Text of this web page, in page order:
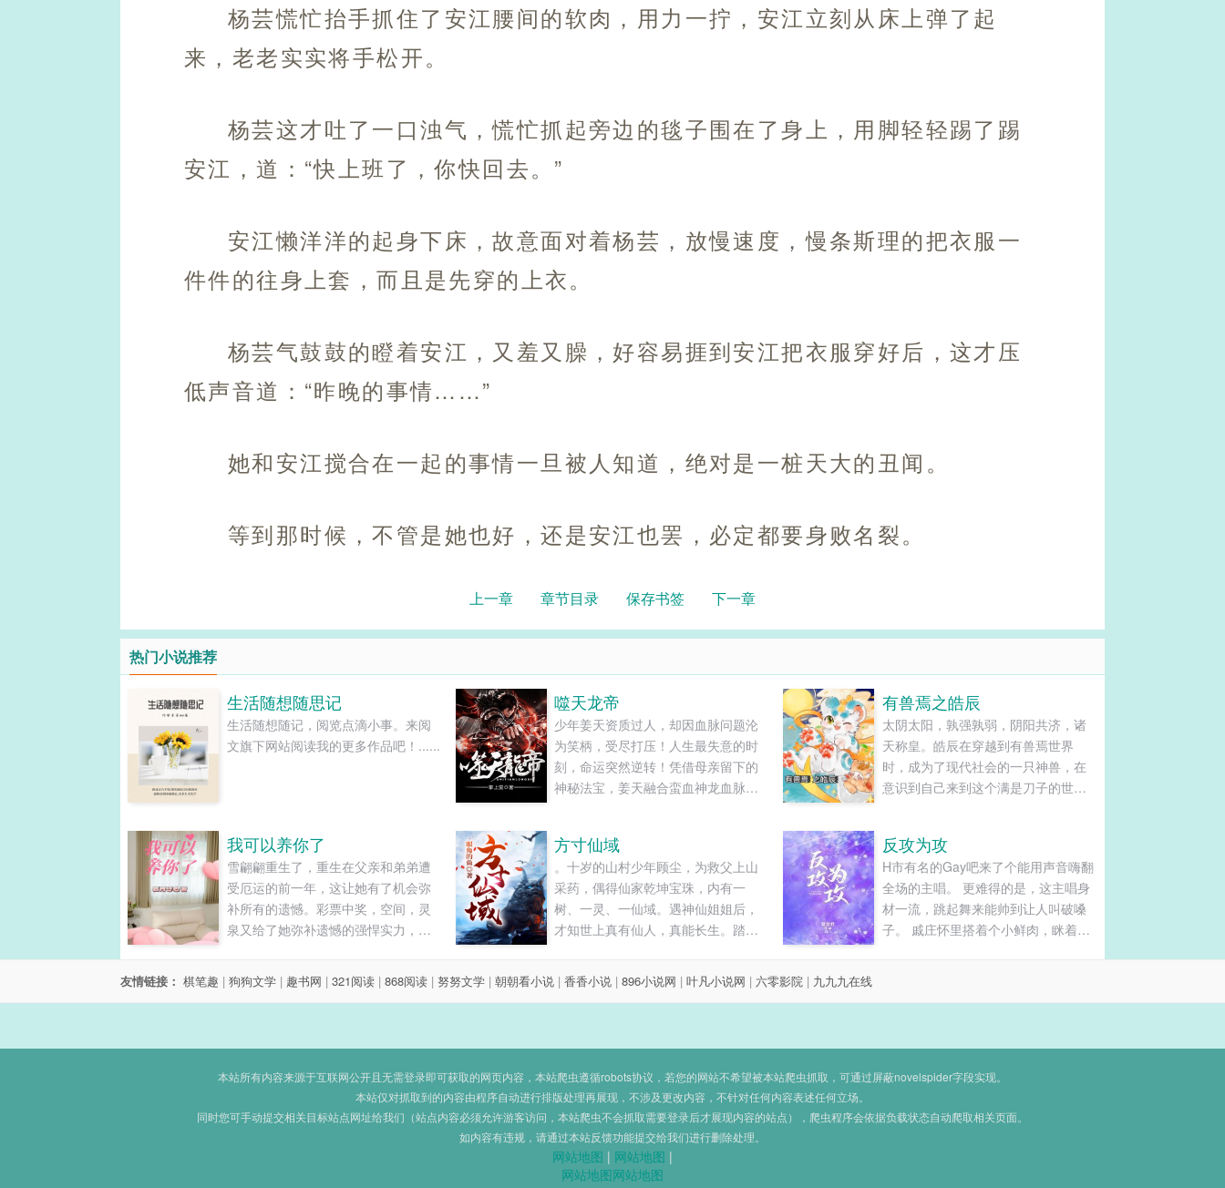
杨芸慌忙抬手抓住了安江腰间的软肉，用力一拧，安江立刻从床上弹了起
来，老老实实将手松开。
杨芸这才吐了一口浊气，慌忙抓起旁边的毯子围在了身上，用脚轻轻踢了踢
安江，道：“快上班了，你快回去。”
安江懒洋洋的起身下床，故意面对着杨芸，放慢速度，慢条斯理的把衣服一
件件的往身上套，而且是先穿的上衣。
杨芸气鼓鼓的瞪着安江，又羞又臊，好容易捱到安江把衣服穿好后，这才压
低声音道：“昨晚的事情……”
她和安江搅合在一起的事情一旦被人知道，绝对是一桩天大的丑闻。
等到那时候，不管是她也好，还是安江也罢，必定都要身败名裂。
上一章 章节目录 保存书签 下一章
热门小说推荐
生活随想随思记
生活随想随记，阅览点滴小事。来阅
文旗下网站阅读我的更多作品吧！......
噬天龙帝
少年姜天资质过人，却因血脉问题沦
为笑柄，受尽打压！人生最失意的时
刻，命运突然逆转！凭借母亲留下的
神秘法宝，姜天融合蛮血神龙血脉，
没有那么简单，就连这个世界都充满
了巨大的阴谋和诡异的秘密！......
有兽焉之皓辰
太阴太阳，孰强孰弱，阴阳共济，诸
天称皇。皓辰在穿越到有兽焉世界
时，成为了现代社会的一只神兽，在
意识到自己来到这个满是刀子的世界
道，筑下了不朽的大道之基。出世之
后，碰到了正在逃亡的貔貅天禄，选
择和他一起来到鹿人店之中……......
我可以养你了
雪翩翩重生了，重生在父亲和弟弟遭
受厄运的前一年，这让她有了机会弥
补所有的遗憾。彩票中奖，空间，灵
泉又给了她弥补遗憾的强悍实力，让
美！......
方寸仙域
。十岁的山村少年顾尘，为救父上山
采药，偶得仙家乾坤宝珠，内有一
树、一灵、一仙域。遇神仙姐姐后，
才知世上真有仙人，真能长生。踏入
同，这里视生命如草芥，杀人夺宝家
常便饭，为夺资源不择手段。硬生生
反攻为攻
H市有名的Gay吧来了个能用声音嗨翻
全场的主唱。 更难得的是，这主唱身
材一流，跳起舞来能帅到让人叫破嗓
子。 戚庄怀里搭着个小鲜肉，眯着眼
【情场老手和情场老手的恋爱】 【攻
小辫，帅炸的那种】【主唱攻】...
友情链接： 棋笔趣 | 狗狗文学 | 趣书网 | 321阅读 | 868阅读 | 努努文学 | 朝朝看小说 | 香香小说 | 896小说网 | 叶凡小说网 | 六零影院 | 九九九在线
本站所有内容来源于互联网公开且无需登录即可获取的网页内容，本站爬虫遵循robots协议，若您的网站不希望被本站爬虫抓取，可通过屏蔽novelspider字段实现。
本站仅对抓取到的内容由程序自动进行排版处理再展现，不涉及更改内容，不针对任何内容表述任何立场。
同时您可手动提交相关目标站点网址给我们（站点内容必须允许游客访问，本站爬虫不会抓取需要登录后才展现内容的站点），爬虫程序会依据负载状态自动爬取相关页面。
如内容有违规，请通过本站反馈功能提交给我们进行删除处理。
网站地图 | 网站地图 |
网站地图网站地图